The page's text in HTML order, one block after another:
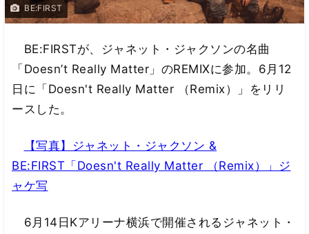
BE:FIRST
BE:FIRSTが、ジャネット・ジャクソンの名曲
「Doesn’t Really Matter」のREMIXに参加。6月12
日に「Doesn't Really Matter （Remix）」をリリ
ースした。
【写真】ジャネット・ジャクソン &
BE:FIRST「Doesn't Really Matter （Remix）」ジ
ャケ写
6月14日Kアリーナ横浜で開催されるジャネット・